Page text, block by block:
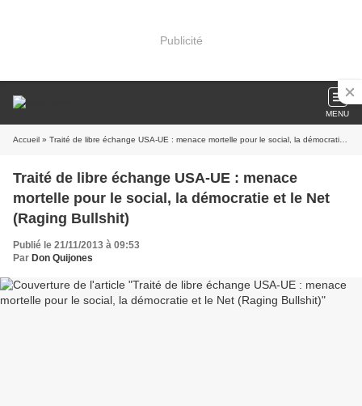
Publicité
MENU
Accueil » Traité de libre échange USA-UE : menace mortelle pour le social, la démocratie et le Net (Raging Bullshit)
Traité de libre échange USA-UE : menace
mortelle pour le social, la démocratie et le Net
(Raging Bullshit)
Publié le 21/11/2013 à 09:53
Par Don Quijones